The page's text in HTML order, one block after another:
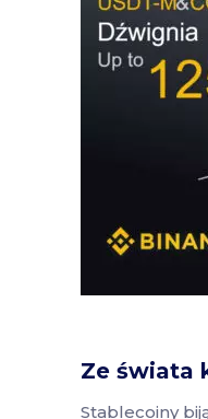
Ze świata
Stablecoiny